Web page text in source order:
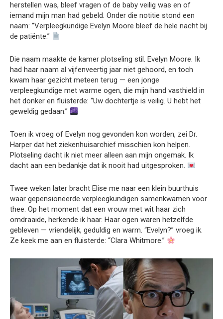
herstellen was, bleef vragen of de baby veilig was en of
iemand mijn man had gebeld. Onder die notitie stond een
naam: “Verpleegkundige Evelyn Moore bleef de hele nacht bij
de patiënte.”
Die naam maakte de kamer plotseling stil. Evelyn Moore. Ik
had haar naam al vijfenveertig jaar niet gehoord, en toch
kwam haar gezicht meteen terug — een jonge
verpleegkundige met warme ogen, die mijn hand vasthield in
het donker en fluisterde: “Uw dochtertje is veilig. U hebt het
geweldig gedaan.”
Toen ik vroeg of Evelyn nog gevonden kon worden, zei Dr.
Harper dat het ziekenhuisarchief misschien kon helpen.
Plotseling dacht ik niet meer alleen aan mijn ongemak. Ik
dacht aan een bedankje dat ik nooit had uitgesproken.
Twee weken later bracht Elise me naar een klein buurthuis
waar gepensioneerde verpleegkundigen samenkwamen voor
thee. Op het moment dat een vrouw met wit haar zich
omdraaide, herkende ik haar. Haar ogen waren hetzelfde
gebleven — vriendelijk, geduldig en warm. “Evelyn?” vroeg ik.
Ze keek me aan en fluisterde: “Clara Whitmore.”